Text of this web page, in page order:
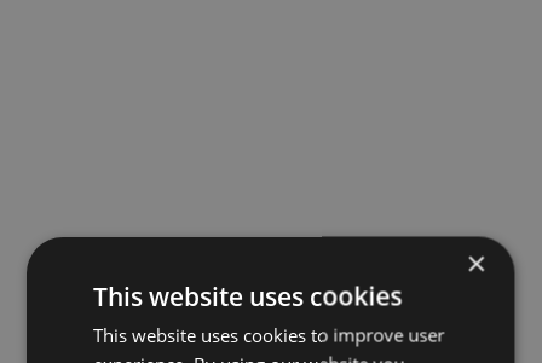
×
This website uses cookies
This website uses cookies to improve user